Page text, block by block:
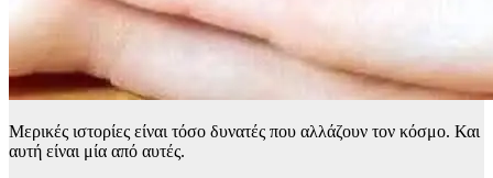
Μερικές ιστορίες είναι τόσο δυνατές που αλλάζουν τον κόσμο. Και
αυτή είναι μία από αυτές.